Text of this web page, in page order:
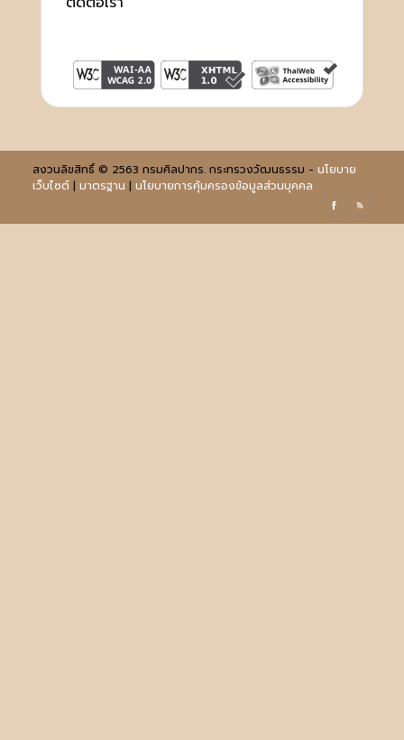
สงวนลิขสิทธิ์ © 2563 กรมศิลปากร. กระทรวงวัฒนธรรม - นโยบาย
เว็บไซต์| มาตรฐาน | นโยบายการคุ้มครองข้อมูลส่วนบุคคล